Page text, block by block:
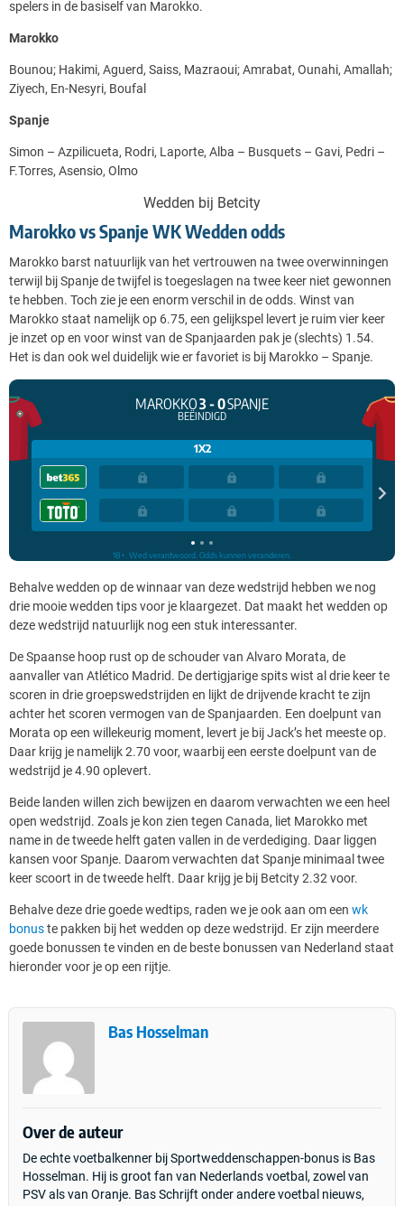
spelers in de basiself van Marokko.
Marokko
Bounou; Hakimi, Aguerd, Saiss, Mazraoui; Amrabat, Ounahi, Amallah;
Ziyech, En-Nesyri, Boufal
Spanje
Simon – Azpilicueta, Rodri, Laporte, Alba – Busquets – Gavi, Pedri –
F.Torres, Asensio, Olmo
Wedden bij Betcity
Marokko vs Spanje WK Wedden odds
Marokko barst natuurlijk van het vertrouwen na twee overwinningen
terwijl bij Spanje de twijfel is toegeslagen na twee keer niet gewonnen
te hebben. Toch zie je een enorm verschil in de odds. Winst van
Marokko staat namelijk op 6.75, een gelijkspel levert je ruim vier keer
je inzet op en voor winst van de Spanjaarden pak je (slechts) 1.54.
Het is dan ook wel duidelijk wie er favoriet is bij Marokko – Spanje.
Behalve wedden op de winnaar van deze wedstrijd hebben we nog
drie mooie wedden tips voor je klaargezet. Dat maakt het wedden op
deze wedstrijd natuurlijk nog een stuk interessanter.
De Spaanse hoop rust op de schouder van Alvaro Morata, de
aanvaller van ​​Atlético Madrid. De dertigjarige spits wist al drie keer te
scoren in drie groepswedstrijden en lijkt de drijvende kracht te zijn
achter het scoren vermogen van de Spanjaarden. Een doelpunt van
Morata op een willekeurig moment, levert je bij Jack’s het meeste op.
Daar krijg je namelijk 2.70 voor, waarbij een eerste doelpunt van de
wedstrijd je 4.90 oplevert.
Beide landen willen zich bewijzen en daarom verwachten we een heel
open wedstrijd. Zoals je kon zien tegen Canada, liet Marokko met
name in de tweede helft gaten vallen in de verdediging. Daar liggen
kansen voor Spanje. Daarom verwachten dat Spanje minimaal twee
keer scoort in de tweede helft. Daar krijg je bij Betcity 2.32 voor.
Behalve deze drie goede wedtips, raden we je ook aan om een wk
bonuste pakken bij het wedden op deze wedstrijd. Er zijn meerdere
goede bonussen te vinden en de beste bonussen van Nederland staat
hieronder voor je op een rijtje.
Bas Hosselman
Over de auteur
De echte voetbalkenner bij Sportweddenschappen-bonus is Bas
Hosselman. Hij is groot fan van Nederlands voetbal, zowel van
PSV als van Oranje. Bas Schrijft onder andere voetbal nieuws,